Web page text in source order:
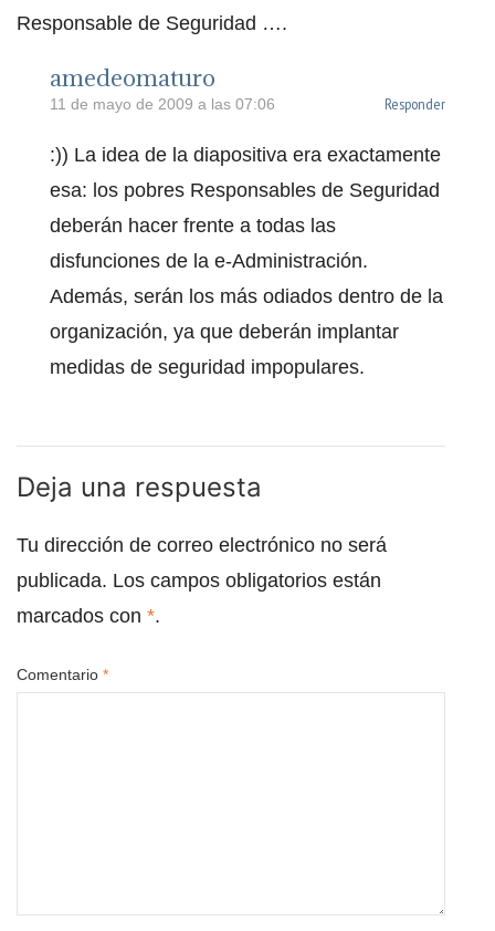
Responsable de Seguridad ….
amedeomaturo
11 de mayo de 2009 a las 07:06 Responder
:)) La idea de la diapositiva era exactamente
esa: los pobres Responsables de Seguridad
deberán hacer frente a todas las
disfunciones de la e-Administración.
Además, serán los más odiados dentro de la
organización, ya que deberán implantar
medidas de seguridad impopulares.
Deja una respuesta
Tu dirección de correo electrónico no será
publicada. Los campos obligatorios están
marcados con *.
Comentario *